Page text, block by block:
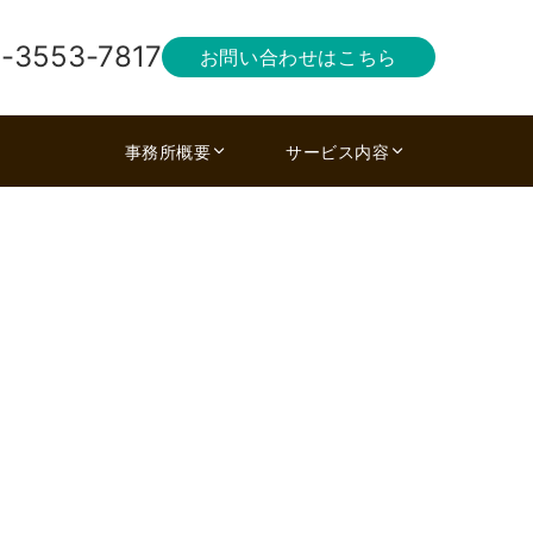
3553-7817 お問い合わせはこちら
事務所概要 サービス内容